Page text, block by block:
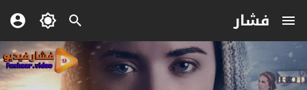
فشار